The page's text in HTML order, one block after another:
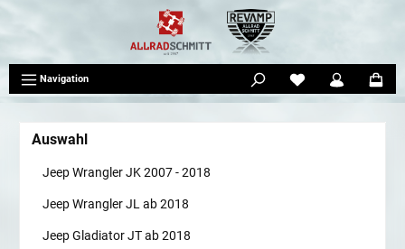
Navigation
Auswahl
Jeep Wrangler JK 2007 - 2018
Jeep Wrangler JL ab 2018
Jeep Gladiator JT ab 2018